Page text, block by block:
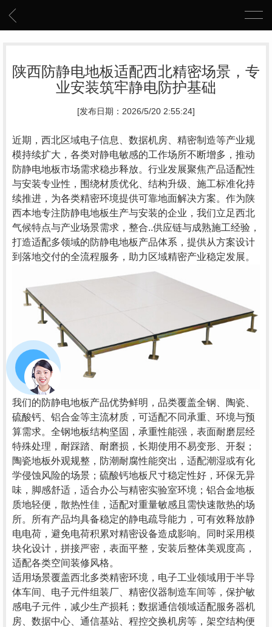
陕西防静电地板适配西北精密场景，专
业安装筑牢静电防护基础
[发布日期：2026/5/20 2:55:24]
近期，西北区域电子信息、数据机房、精密制造等产业规
模持续扩大，各类对静电敏感的工作场所不断增多，推动
防静电地板市场需求稳步释放。行业发展聚焦产品适配性
与安装专业性，围绕材质优化、结构升级、施工标准化持
续推进，为各类精密环境提供可靠地面解决方案。作为陕
西本地专注防静电地板生产与安装的企业，我们立足西北
气候特点与产业场景需求，整合..供应链与成熟施工经验，
打造适配多领域的防静电地板产品体系，提供从方案设计
到落地交付的全流程服务，助力区域精密产业稳定发展。
我们的防静电地板产品优势鲜明，品类覆盖全钢、陶瓷、
硫酸钙、铝合金等主流材质，可适配不同承重、环境与预
算需求。全钢地板结构坚固，承重性能强，表面耐磨层经
特殊处理，耐踩踏、耐磨损，长期使用不易变形、开裂；
陶瓷地板外观规整，防潮耐腐性能突出，适配潮湿或有化
学侵蚀风险的场景；硫酸钙地板尺寸稳定性好，环保无异
味，脚感舒适，适合办公与精密实验室环境；铝合金地板
质地轻便，散热性佳，适配对重量敏感且需快速散热的场
所。所有产品均具备稳定的静电疏导能力，可有效释放静
电电荷，避免电荷积累对精密设备造成影响。同时采用模
块化设计，拼接严密，表面平整，安装后整体美观度高，
适配各类空间装修风格。
适用场景覆盖西北多类精密环境，电子工业领域用于半导
体车间、电子元件组装厂、精密仪器制造车间等，保护敏
感电子元件，减少生产损耗；数据通信领域适配服务器机
房、数据中心、通信基站、程控交换机房等，架空结构便